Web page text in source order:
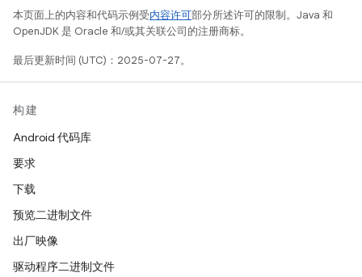
本页面上的内容和代码示例受内容许可部分所述许可的限制。Java 和
OpenJDK 是 Oracle 和/或其关联公司的注册商标。
最后更新时间 (UTC)：2025-07-27。
构建
Android 代码库
要求
下载
预览二进制文件
出厂映像
驱动程序二进制文件